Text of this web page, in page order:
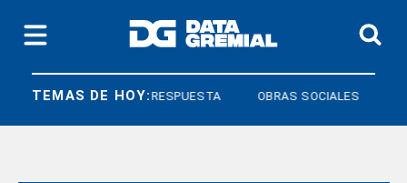
TEMAS DE HOY:
DERECHO A RESPUESTA OBRAS SOCIALES